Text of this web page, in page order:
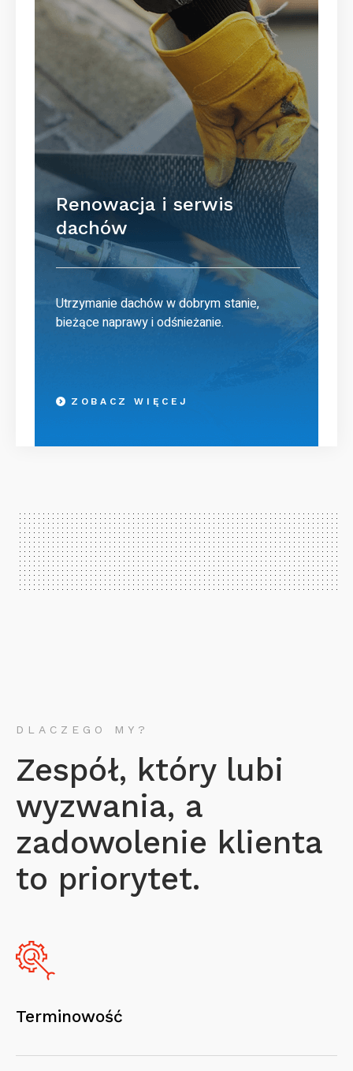
Renowacja i serwis
dachów
Utrzymanie dachów w dobrym stanie,
bieżące naprawy i odśnieżanie.
ZOBACZ WIĘCEJ
DLACZEGO MY?
Zespół, który lubi
wyzwania, a
zadowolenie klienta
to priorytet.
Terminowość